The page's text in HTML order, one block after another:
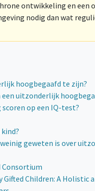
ontwikkeling en
nodig dan wat
hoogbegaafd te zijn?
uitzonderlijk
op een IQ-test?
geweten is over
Children: A Holistic